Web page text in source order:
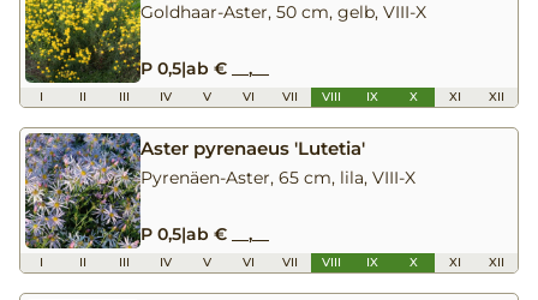
Goldhaar-Aster, 50 cm, gelb, VIII-X
P 0,5|ab € __,__
I II III IV V VI VII VIII IX X XI XII
Aster pyrenaeus 'Lutetia'
Pyrenäen-Aster, 65 cm, lila, VIII-X
P 0,5|ab € __,__
I II III IV V VI VII VIII IX X XI XII